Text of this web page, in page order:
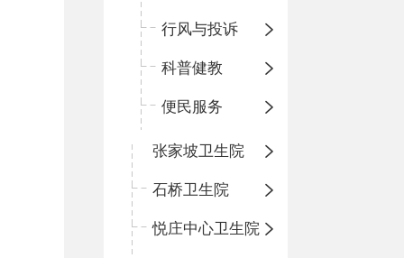
行风与投诉
科普健教
便民服务
张家坡卫生院
石桥卫生院
悦庄中心卫生院